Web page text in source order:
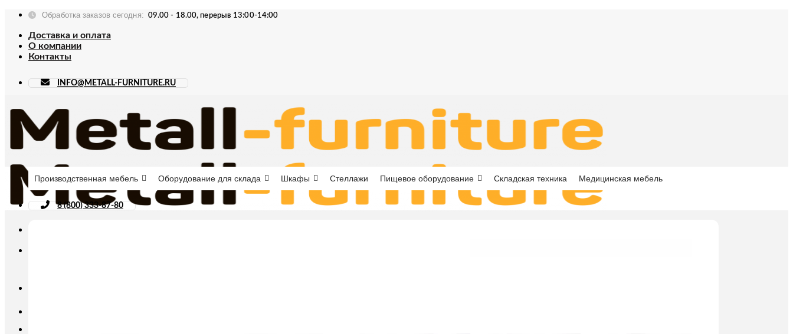
Skip
content
Обработка заказов сегодня: 09.00 - 18.00, перерыв 13:00-14:00
Доставка и оплата
О компании
Контакты
INFO@METALL-FURNITURE.RU
Производственная мебель Оборудование для склада Шкафы Стеллажи Пищевое оборудование Складская техника Медицинская мебель
8 (800) 333-87-80